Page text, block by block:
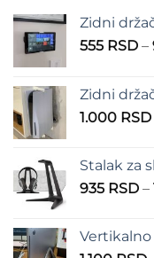
Zidni
555 RSD –
Zidni
1.000 RSD
Stalak za
935 RSD –